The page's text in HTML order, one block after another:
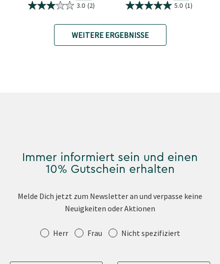
3.0 (2) 5.0 (1)
WEITERE ERGEBNISSE
Immer informiert sein und einen
10% Gutschein erhalten
Melde Dich jetzt zum Newsletter an und verpasse keine
Neuigkeiten oder Aktionen
Anrede Herr Frau Nicht spezifiziert